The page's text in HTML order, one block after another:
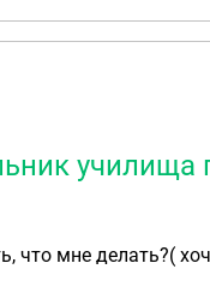
училища
что мне делать?(